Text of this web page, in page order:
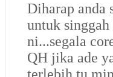
Diharap anda
untuk
ni...segala
QH jika ade